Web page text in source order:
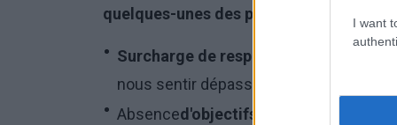
I want
quelques-unes des plus courantes :
Surcharge de responsabilités
nous sentir dépassés et manquer
Absenced'objectifs
clairs - sans